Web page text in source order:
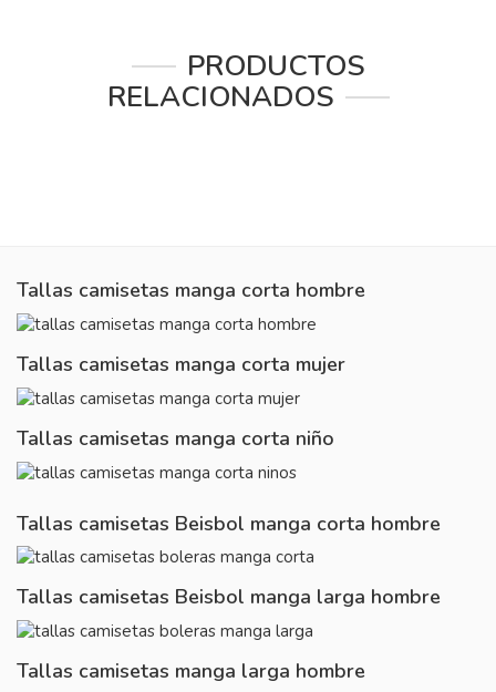
PRODUCTOS
RELACIONADOS
Tallas camisetas manga corta hombre
Tallas camisetas manga corta mujer
Tallas camisetas manga corta niño
Tallas camisetas Beisbol manga corta hombre
Tallas camisetas Beisbol manga larga hombre
Tallas camisetas manga larga hombre